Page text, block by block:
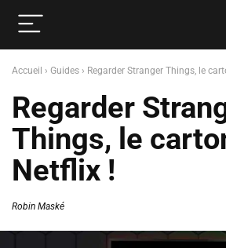
Accueil › Guides › Regarder Stranger Things, le
Regarder
Things, le
Netflix !
Robin Maské